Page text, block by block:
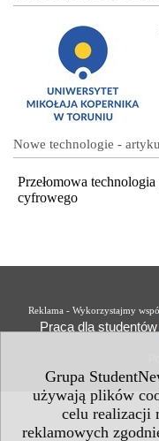
Grupa
używają plików
celu realizacji
reklamowych
Nowe technologie -
Przełomowa
cyfrowego
Reklama - Wykorzystajmy
Praca dla studentów